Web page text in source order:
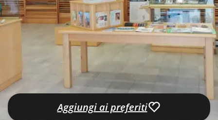
Aggiungi ai preferiti